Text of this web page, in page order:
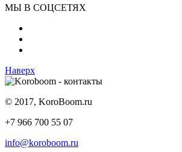
МЫ В СОЦСЕТЯХ
Наверх
© 2017, KoroBoom.ru
+7 966 700 55 07
info@koroboom.ru